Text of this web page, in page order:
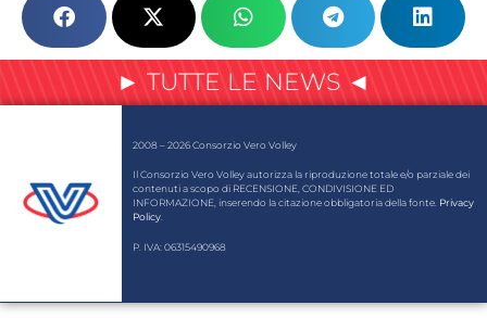
► TUTTE LE NEWS ◄
2008 – 2026 Consorzio Vero Volley
Il Consorzio Vero Volley autorizza la riproduzione totale e/o parziale dei
contenuti a scopo di RECENSIONE, CONDIVISIONE ED
INFORMAZIONE, inserendo la citazione obbligatoria della fonte. Privacy
Policy
P. IVA: 06315490968